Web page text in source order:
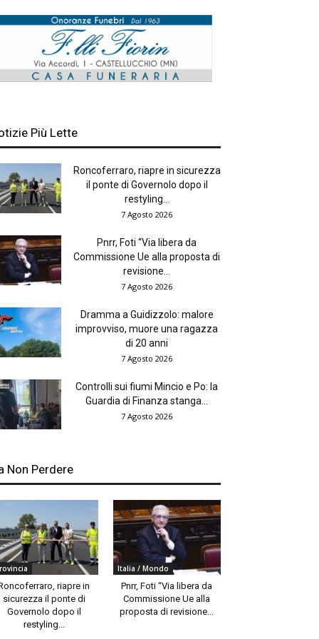
Più Lette
Roncoferraro, riapre in sicurezza
il ponte di Governolo dopo il
restyling...
7 Agosto 2026
Pnrr, Foti “Via libera da
Commissione Ue alla proposta di
revisione...
7 Agosto 2026
Dramma a Guidizzolo: malore
improvviso, muore una ragazza
di 20 anni
7 Agosto 2026
Controlli sui fiumi Mincio e Po: la
Guardia di Finanza stanga...
7 Agosto 2026
Non Perdere
riapre in
sicurezza il ponte di
Governolo dopo il
restyling...
Italia / Mondo
Pnrr, Foti “Via libera da
Commissione Ue alla
proposta di revisione...